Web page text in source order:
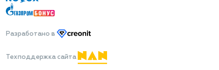
Разработано в
Техподдержка сайта